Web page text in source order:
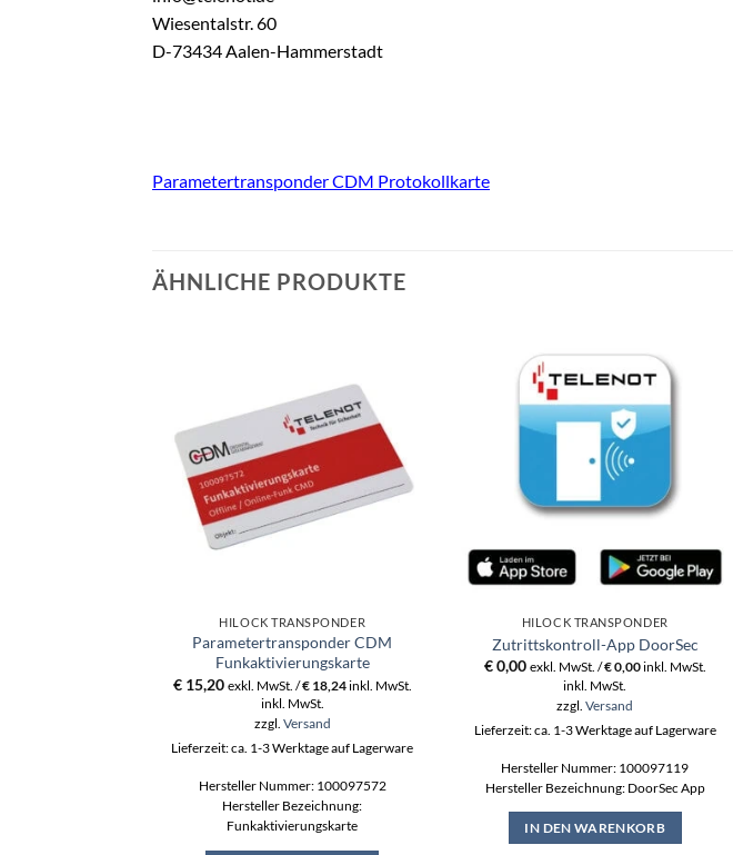
Wiesentalstr. 60
D-73434 Aalen-Hammerstadt
Parametertransponder CDM Protokollkarte
ÄHNLICHE PRODUKTE
HILOCK TRANSPONDER
Parametertransponder CDM
Funkaktivierungskarte
€15,20 exkl. MwSt. /€18,24inkl. MwSt.
inkl. MwSt.
zzgl. Versand
Lieferzeit: ca. 1-3 Werktage auf Lagerware
Hersteller Nummer: 100097572
Hersteller Bezeichnung:
Funkaktivierungskarte
HILOCK TRANSPONDER
Zutrittskontroll-App DoorSec
€0,00 exkl. MwSt. /€0,00inkl. MwSt.
inkl. MwSt.
zzgl.Versand
Lieferzeit: ca. 1-3 Werktage auf Lagerware
Hersteller Nummer: 100097119
Hersteller Bezeichnung: DoorSec App
IN DEN WARENKORB